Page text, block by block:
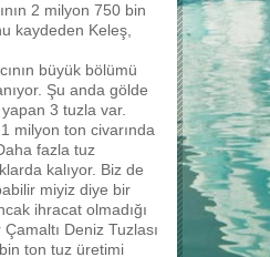
2 milyon 750 bin
kaydeden Keleş,
büyük bölümü
Şu anda gölde
3 tuzla var.
milyon ton civarında
fazla tuz
kalıyor. Biz de
miyiz diye bir
ihracat olmadığı
Deniz Tuzlası
ton tuz üretimi